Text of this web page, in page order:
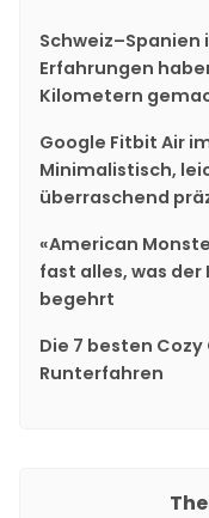
Schweiz–Spanien
Erfahrungen
Kilometern
Google Fitbit Air
Minimalistisch,
überraschend
«American
fast alles, was der
begehrt
Die 7 besten
Runterfahren